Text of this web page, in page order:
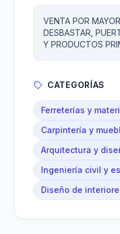
VENTA POR
DESBASTAR,
Y PRODUCTOS
CATEGORÍAS
Ferreterías y
Carpintería y
Arquitectura y
Ingeniería civil y
Diseño de